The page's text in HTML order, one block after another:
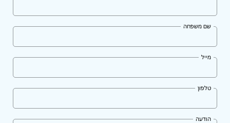
שם משפחה
מייל
טלפון
הודעה